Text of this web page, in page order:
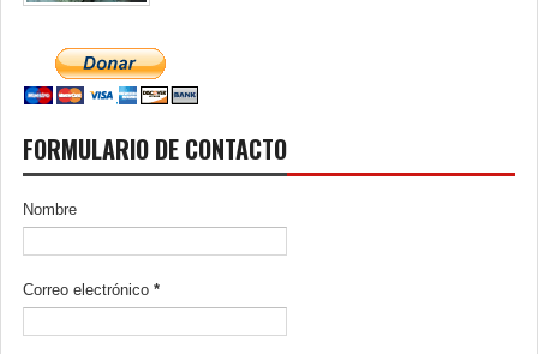
FORMULARIO DE CONTACTO
Nombre
Correo electrónico *